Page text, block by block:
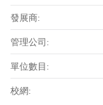
發展商:
管理公司:
單位數目:
校網: